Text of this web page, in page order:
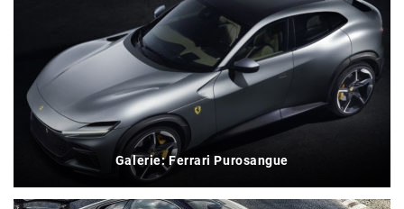
Galerie: Ferrari Purosangue